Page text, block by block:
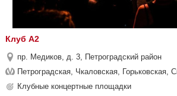
Клуб А2
пр. Медиков, д. 3, Петроградский район
Петроградская, Чкаловская, Горьковская,
Клубные концертные площадки